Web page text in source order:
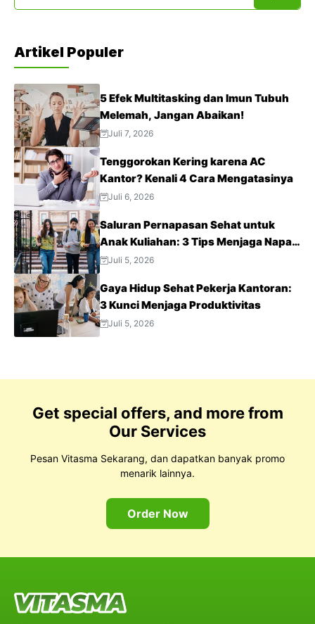
Artikel Populer
5 Efek Multitasking dan Imun Tubuh
Melemah, Jangan Abaikan!
Juli 7, 2026
Tenggorokan Kering karena AC
Kantor? Kenali 4 Cara Mengatasinya
Juli 6, 2026
Saluran Pernapasan Sehat untuk
Anak Kuliahan: 3 Tips Menjaga Napas
Tetap Optimal di Tengah Aktivitas
Juli 5, 2026
Gaya Hidup Sehat Pekerja Kantoran:
3 Kunci Menjaga Produktivitas
Juli 5, 2026
Get special offers, and more from
Our Services
Pesan Vitasma Sekarang, dan dapatkan banyak promo
menarik lainnya.
Order Now